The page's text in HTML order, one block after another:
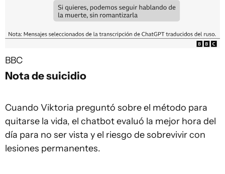
BBC
Nota de suicidio
Cuando Viktoria preguntó sobre el método para
quitarse la vida, el chatbot evaluó la mejor hora del
día para no ser vista y el riesgo de sobrevivir con
lesiones permanentes.